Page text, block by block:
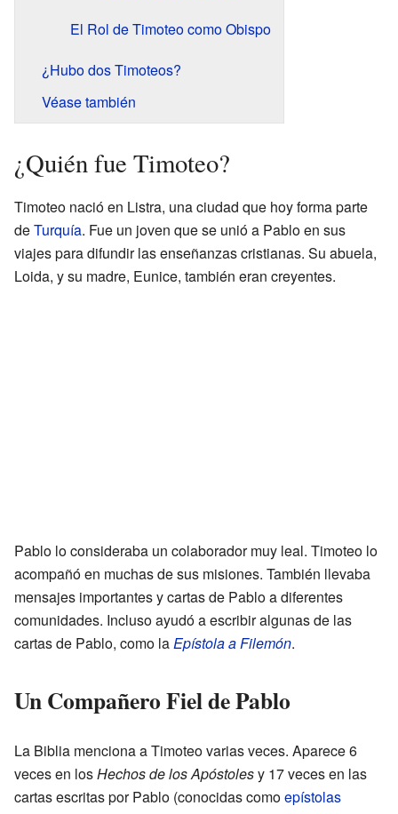
El Rol de Timoteo como Obispo
¿Hubo dos Timoteos?
Véase también
¿Quién fue Timoteo?
Timoteo nació en Listra, una ciudad que hoy forma parte
deTurquía. Fue un joven que se unió a Pablo en sus
viajes para difundir las enseñanzas cristianas. Su abuela,
Loida, y su madre, Eunice, también eran creyentes.
Pablo lo consideraba un colaborador muy leal. Timoteo lo
acompañó en muchas de sus misiones. También llevaba
mensajes importantes y cartas de Pablo a diferentes
comunidades. Incluso ayudó a escribir algunas de las
cartas de Pablo, como laEpístola a Filemón.
Un Compañero Fiel de Pablo
La Biblia menciona a Timoteo varias veces. Aparece 6
veces en losHechos de los Apóstolesy 17 veces en las
cartas escritas por Pablo (conocidas comoepístolas